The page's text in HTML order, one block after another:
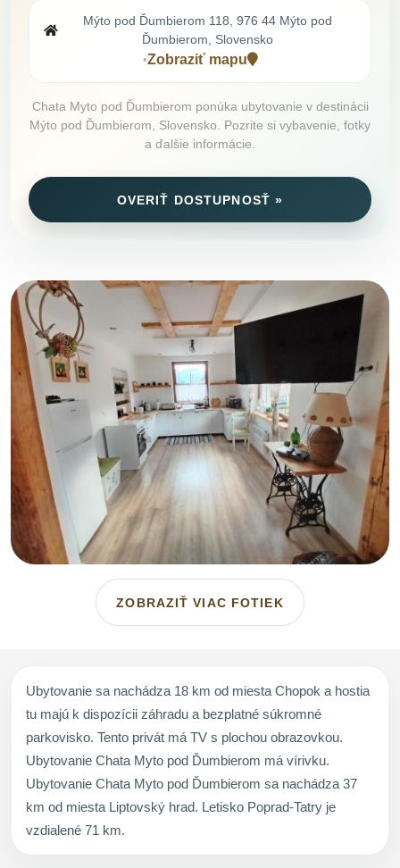
Mýto pod Ďumbierom 118, 976 44 Mýto pod
Ďumbierom, Slovensko
•Zobraziť mapu
Chata Myto pod Ďumbierom ponúka ubytovanie v destinácii
Mýto pod Ďumbierom, Slovensko. Pozrite si vybavenie, fotky
a ďalšie informácie.
OVERIŤ DOSTUPNOSŤ »
ZOBRAZIŤ VIAC FOTIEK
Ubytovanie sa nachádza 18 km od miesta Chopok a hostia
tu majú k dispozícii záhradu a bezplatné súkromné
parkovisko. Tento privát má TV s plochou obrazovkou.
Ubytovanie Chata Myto pod Ďumbierom má vírivku.
Ubytovanie Chata Myto pod Ďumbierom sa nachádza 37
km od miesta Liptovský hrad. Letisko Poprad-Tatry je
vzdialené 71 km.